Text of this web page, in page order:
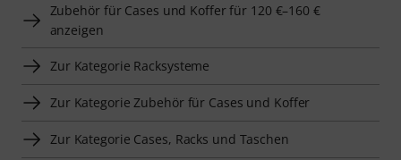
Zubehör für Cases und Koffer für 120 €–160 €
anzeigen
Zur Kategorie Racksysteme
Zur Kategorie Zubehör für Cases und Koffer
Zur Kategorie Cases, Racks und Taschen